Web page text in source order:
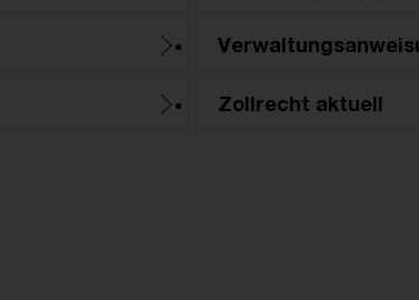
Zollrecht aktuell